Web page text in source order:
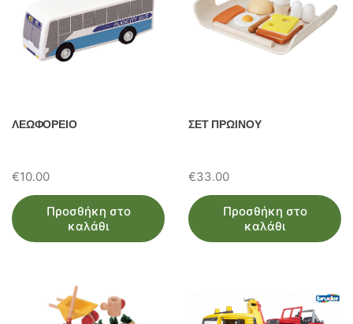
ΛΕΩΦΟΡΕΙΟ
€10.00
Προσθήκη στο
καλάθι
ΣΕΤ ΠΡΩΙΝΟΥ
€33.00
Προσθήκη στο
καλάθι